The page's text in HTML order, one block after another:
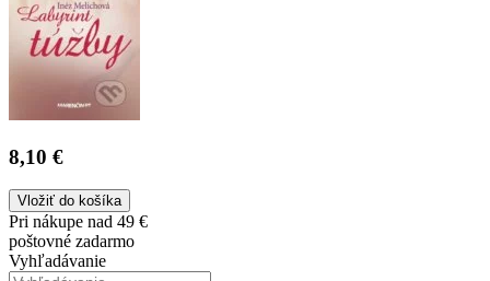
8,10 €
Vložiť do košíka
Pri nákupe nad 49 €
poštovné zadarmo
Vyhľadávanie